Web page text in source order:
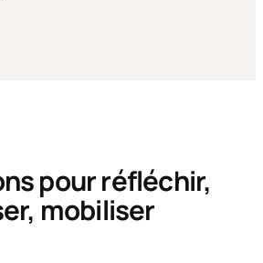
pour réfléchir,
mobiliser